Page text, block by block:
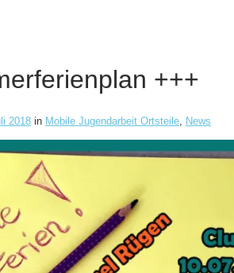
+++
2018 in Mobile Jugendarbeit Ortsteile, News